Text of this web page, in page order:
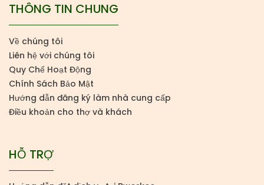
THÔNG TIN CHUNG
Về chúng tôi
Liên hệ với chúng tôi
Quy Chế Hoạt Động
Chính Sách Bảo Mật
Hướng dẫn đăng ký làm nhà cung cấp
Điều khoản cho thợ và khách
HỖ TRỢ